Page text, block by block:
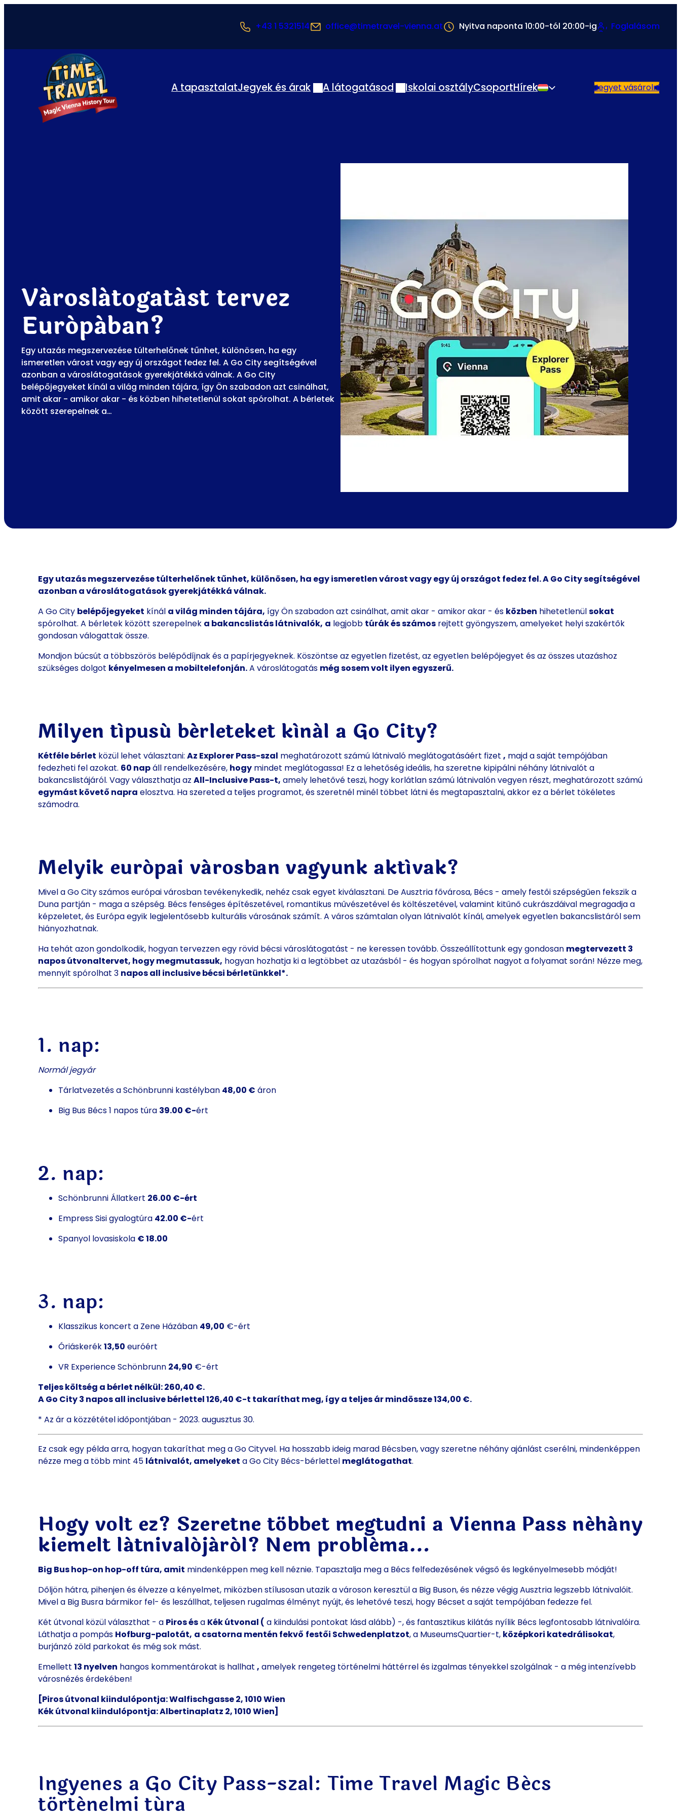
+43 1 5321514 office@timetravel-vienna.at Nyitva naponta 10:00-tól 20:00-ig Foglalásom
A tapasztalatJegyek és árak A látogatásod Iskolai osztályCsoportHírek Magyar Jegyet vásárolni
Városlátogatást tervez
Európában?
Egy utazás megszervezése túlterhelőnek tűnhet, különösen, ha egy
ismeretlen várost vagy egy új országot fedez fel. A Go City segítségével
azonban a városlátogatások gyerekjátékká válnak. A Go City
belépőjegyeket kínál a világ minden tájára, így Ön szabadon azt csinálhat,
amit akar - amikor akar - és közben hihetetlenül sokat spórolhat. A bérletek
között szerepelnek a…
Egy utazás megszervezése túlterhelőnek tűnhet, különösen, ha egy ismeretlen várost vagy egy új országot fedez fel. A Go City segítségével
azonban a városlátogatások gyerekjátékká válnak.
A Go City belépőjegyeket kínál a világ minden tájára, így Ön szabadon azt csinálhat, amit akar - amikor akar - és közben hihetetlenülsokat
spórolhat. A bérletek között szerepelnek a bakancslistás látnivalók, a legjobb túrák és számos rejtett gyöngyszem, amelyeket helyi szakértők
gondosan válogattak össze.
Mondjon búcsút a többszörös belépődíjnak és a papírjegyeknek. Köszöntse az egyetlen fizetést, az egyetlen belépőjegyet és az összes utazáshoz
szükséges dolgot kényelmesen a mobiltelefonján.A városlátogatás még sosem volt ilyen egyszerű.
Milyen típusú bérleteket kínál a Go City?
Kétféle bérlet közül lehet választani:Az Explorer Pass-szal meghatározott számú látnivaló meglátogatásáért fizet, majd a saját tempójában
fedezheti fel azokat. 60 napáll rendelkezésére, hogy mindet meglátogassa! Ez a lehetőség ideális, ha szeretne kipipálni néhány látnivalót a
bakancslistájáról. Vagy választhatja azAll-Inclusive Pass-t, amely lehetővé teszi, hogy korlátlan számú látnivalón vegyen részt, meghatározott számú
egymást követő napra elosztva. Ha szereted a teljes programot, és szeretnél minél többet látni és megtapasztalni, akkor ez a bérlet tökéletes
számodra.
Melyik európai városban vagyunk aktívak?
Mivel a Go City számos európai városban tevékenykedik, nehéz csak egyet kiválasztani. De Ausztria fővárosa, Bécs - amely festői szépségűen fekszik a
Duna partján - maga a szépség. Bécs fenséges építészetével, romantikus művészetével és költészetével, valamint kitűnő cukrászdáival megragadja a
képzeletet, és Európa egyik legjelentősebb kulturális városának számít. A város számtalan olyan látnivalót kínál, amelyek egyetlen bakancslistáról sem
hiányozhatnak.
Ha tehát azon gondolkodik, hogyan tervezzen egy rövid bécsi városlátogatást - ne keressen tovább. Összeállítottunk egy gondosan megtervezett 3
napos útvonaltervet, hogy megmutassuk, hogyan hozhatja ki a legtöbbet az utazásból - és hogyan spórolhat nagyot a folyamat során! Nézze meg,
mennyit spórolhat 3 napos all inclusive bécsi bérletünkkel*.
1. nap:
Normál jegyár
Tárlatvezetés a Schönbrunni kastélyban 48,00 € áron
Big Bus Bécs 1 napos túra 39.00 €-ért
2. nap:
Schönbrunni Állatkert 26.00 €-ért
Empress Sisi gyalogtúra 42.00 €-ért
Spanyol lovasiskola € 18.00
3. nap:
Klasszikus koncert a Zene Házában 49,00 €-ért
Óriáskerék13,50 euróért
VR Experience Schönbrunn 24,90 €-ért
Teljes költség a bérlet nélkül: 260,40 €.
A Go City 3 napos all inclusive bérlettel 126,40 €-t takaríthat meg, így a teljes ár mindössze 134,00 €.
* Az ár a közzététel időpontjában - 2023. augusztus 30.
Ez csak egy példa arra, hogyan takaríthat meg a Go Cityvel. Ha hosszabb ideig marad Bécsben, vagy szeretne néhány ajánlást cserélni, mindenképpen
nézze meg a több mint 45 látnivalót, amelyeket a Go City Bécs-bérlettel meglátogathat.
Hogy volt ez? Szeretne többet megtudni a Vienna Pass néhány
kiemelt látnivalójáról? Nem probléma…
Big Bus hop-on hop-off túra, amit mindenképpen meg kell néznie. Tapasztalja meg a Bécs felfedezésének végső és legkényelmesebb módját!
Dőljön hátra, pihenjen és élvezze a kényelmet, miközben stílusosan utazik a városon keresztül a Big Buson, és nézze végig Ausztria legszebb látnivalóit.
Mivel a Big Busra bármikor fel- és leszállhat, teljesen rugalmas élményt nyújt, és lehetővé teszi, hogy Bécset a saját tempójában fedezze fel.
Két útvonal közül választhat - a Piros ésa Kék útvonal ( a kiindulási pontokat lásd alább) -, és fantasztikus kilátás nyílik Bécs legfontosabb látnivalóira.
Láthatja a pompás Hofburg-palotát, a csatorna mentén fekvő festői Schwedenplatzot, a MuseumsQuartier-t, középkori katedrálisokat,
burjánzó zöld parkokat és még sok mást.
Emellett13 nyelven hangos kommentárokat is hallhat, amelyek rengeteg történelmi háttérrel és izgalmas tényekkel szolgálnak - a még intenzívebb
városnézés érdekében!
[Piros útvonal kiindulópontja: Walfischgasse 2, 1010 Wien
Kék útvonal kiindulópontja: Albertinaplatz 2, 1010 Wien]
Ingyenes a Go City Pass-szal: Time Travel Magic Bécs
történelmi túra